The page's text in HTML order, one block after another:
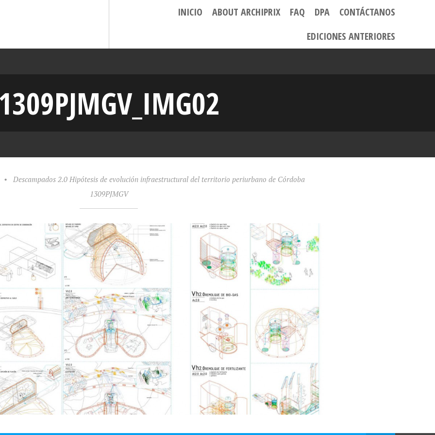
INICIO ABOUT ARCHIPRIX FAQ DPA
CONTÁCTANOS
EDICIONES ANTERIORES
1309PJMGV_IMG02
•
Descampados 2.0 Hipótesis de evolución infraestructural del territorio periurbano de Córdoba
1309PJMGV